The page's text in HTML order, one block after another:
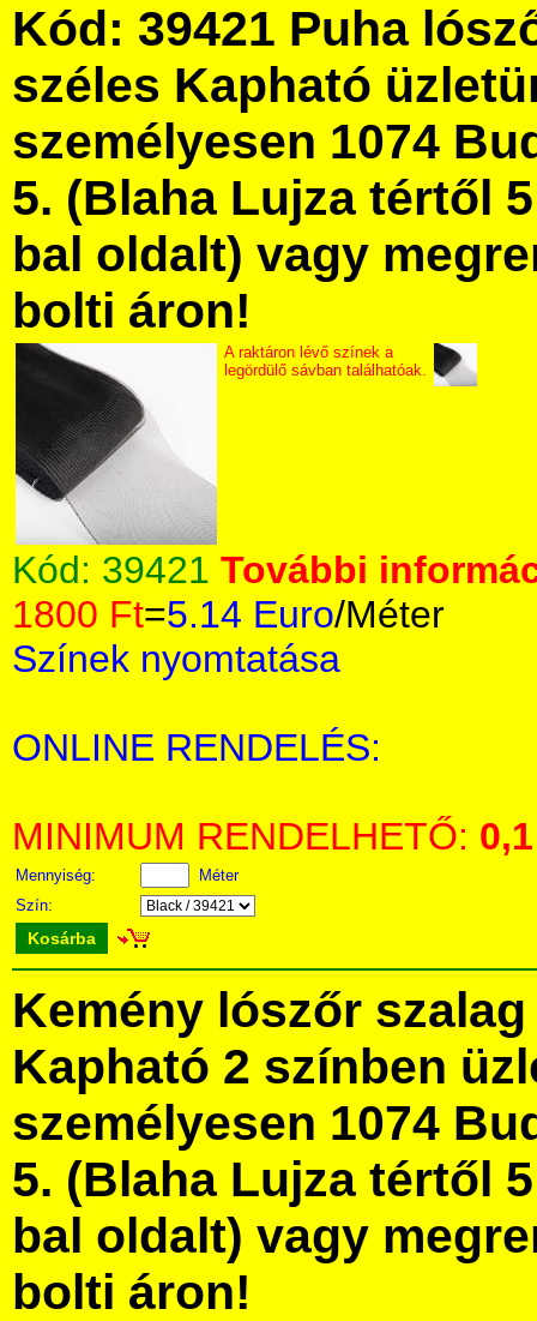
Kód: 39421 Puha
széles Kapható
személyesen 1074
5. (Blaha Lujza tértől
bal oldalt) vagy
bolti áron!
A raktáron lévő színek a
legördülő sávban találhatóak.
Kód: 39421 További
1800 Ft=5.14 Euro/Méter
Színek nyomtatása
ONLINE RENDELÉS:
MINIMUM RENDELHETŐ: 0,1
Mennyiség:
Méter
Szín:
Kosárba
Kemény lószőr
Kapható 2 színben
személyesen 1074
5. (Blaha Lujza tértől
bal oldalt) vagy
bolti áron!